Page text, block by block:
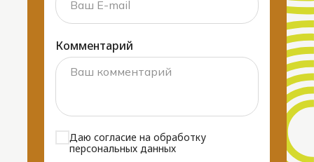
Комментарий
Даю согласие на обработку
персональных данных